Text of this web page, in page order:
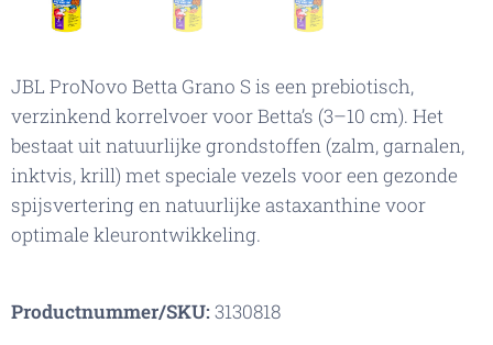
JBL ProNovo Betta Grano S is een prebiotisch,
verzinkend korrelvoer voor Betta’s (3–10 cm). Het
bestaat uit natuurlijke grondstoffen (zalm, garnalen,
inktvis, krill) met speciale vezels voor een gezonde
spijsvertering en natuurlijke astaxanthine voor
optimale kleurontwikkeling.
Productnummer/SKU:3130818